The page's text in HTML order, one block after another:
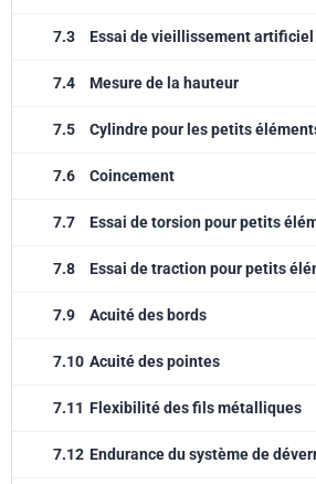
7.3 Essai de vieillissement artificiel
7.4 Mesure de la hauteur
7.5 Cylindre pour les petits
7.6 Coincement
7.7 Essai de torsion pour petits
7.8 Essai de traction pour petits
7.9 Acuité des bords
7.10 Acuité des pointes
7.11 Flexibilité des fils métalliques
7.12 Endurance du système de